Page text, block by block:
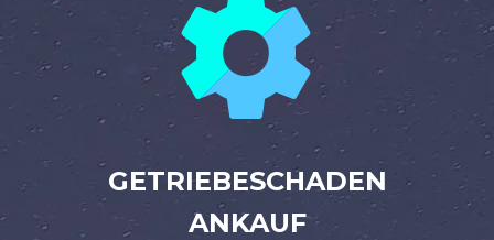


GETRIEBESCHADEN
ANKAUF